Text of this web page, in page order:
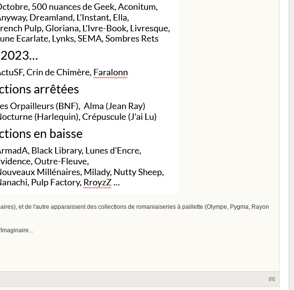
et de l'autre apparaissent des collections de romaniaiseries à paillette (Olympe, Pygma, Rayon
#6